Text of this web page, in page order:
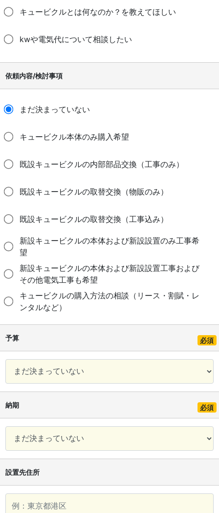
キュービクルとは何なのか？を教えてほしい
kwや電気代について相談したい
依頼内容/検討事項
まだ決まっていない
キュービクル本体のみ購入希望
既設キュービクルの内部部品交換（工事のみ）
既設キュービクルの取替交換（物販のみ）
既設キュービクルの取替交換（工事込み）
新設キュービクルの本体および新設設置のみ工事希
望
新設キュービクルの本体および新設設置工事および
その他電気工事も希望
キュービクルの購入方法の相談（リース・割賦・レ
ンタルなど）
予算 必須
納期 必須
設置先住所